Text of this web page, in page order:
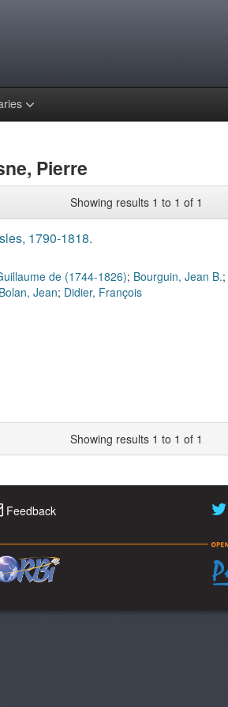
Pierre
Showing results 1 to 1 of 1
1790-1818.
de (1744-1826); Bourguin, Jean B.;
Bolan, Jean; Didier, François
Showing results 1 to 1 of 1
Feedback